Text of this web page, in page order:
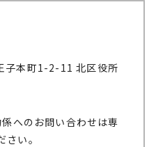
本町1-2-11 北区役所
へのお問い合わせは専
い。